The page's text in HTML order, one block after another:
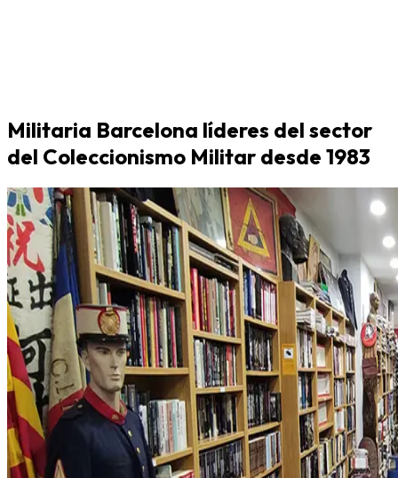
Militaria Barcelona líderes del sector
del Coleccionismo Militar desde 1983